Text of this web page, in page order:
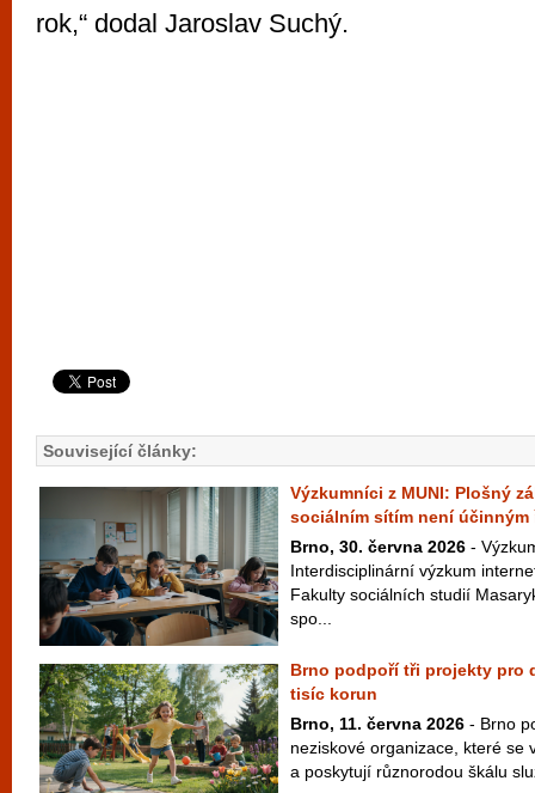
rok,“ dodal Jaroslav Suchý.
Související články:
Výzkumníci z MUNI: Plošný
sociálním sítím není účinným
Brno, 30. června 2026 -
Interdisciplinární výzkum
Fakulty sociálních studií
spo...
Brno podpoří tři projekty pro
tisíc korun
Brno, 11. června 2026 - Brno
neziskové organizace, které se
a poskytují různorodou škálu